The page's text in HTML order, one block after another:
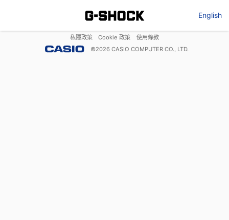
English
私隱政策 Cookie 政策
使用條款
©2026 CASIO COMPUTER CO., LTD.